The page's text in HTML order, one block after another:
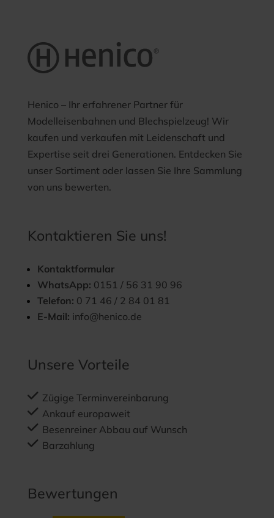
Henico – Ihr erfahrener Partner für
Modelleisenbahnen und Blechspielzeug! Wir
kaufen und verkaufen mit Leidenschaft und
Expertise seit drei Generationen. Entdecken Sie
unser Sortiment oder lassen Sie Ihre Sammlung
von uns bewerten.
Kontaktieren Sie uns!
Kontaktformular
WhatsApp: 0151 / 56 31 90 96
Telefon: 0 71 46 / 2 84 01 81
E-Mail: info@henico.de
Unsere Vorteile
Zügige Terminvereinbarung
Ankauf europaweit
Besenreiner Abbau auf Wunsch
Barzahlung
Bewertungen